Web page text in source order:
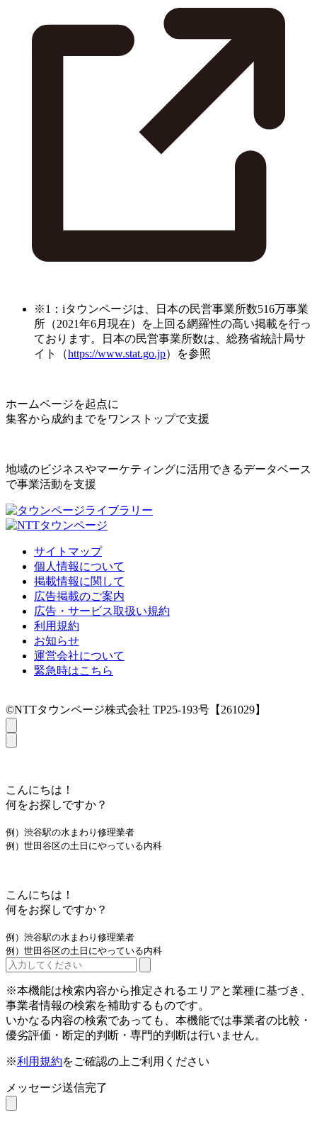
※1：iタウンページは、日本の民営事業所数516万事業
所（2021年6月現在）を上回る網羅性の高い掲載を行っ
ております。日本の民営事業所数は、総務省統計局サ
イト（https://www.stat.go.jp）を参照
ホームページを起点に
集客から成約までをワンストップで支援
地域のビジネスやマーケティングに活用できるデータベース
で事業活動を支援
サイトマップ
個人情報について
掲載情報に関して
広告掲載のご案内
広告・サービス取扱い規約
利用規約
お知らせ
運営会社について
緊急時はこちら
©NTTタウンページ株式会社 TP25-193号【261029】
こんにちは！
何をお探しですか？
例）渋谷駅の水まわり修理業者
例）世田谷区の土日にやっている内科
こんにちは！
何をお探しですか？
例）渋谷駅の水まわり修理業者
例）世田谷区の土日にやっている内科
※本機能は検索内容から推定されるエリアと業種に基づき、
事業者情報の検索を補助するものです。
いかなる内容の検索であっても、本機能では事業者の比較・
優劣評価・断定的判断・専門的判断は行いません。
※利用規約をご確認の上ご利用ください
メッセージ送信完了